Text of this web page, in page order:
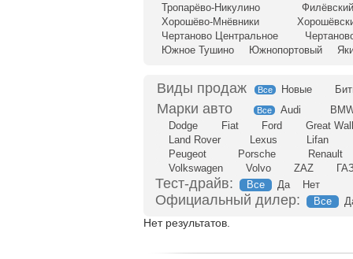
Тропарёво-Никулино
Хорошёво-Мнёвники
Чертаново Центральное
Южное Тушино
Южнопортовый
Все Новые
Все Audi
Dodge
Fiat Ford
Great
Land Rover
Lexus
Lifan
Peugeot
Porsche
Renault
Volkswagen
Volvo ZAZ
Тест-драйв: Все Да Нет
Официальный дилер: Все
Нет результатов.